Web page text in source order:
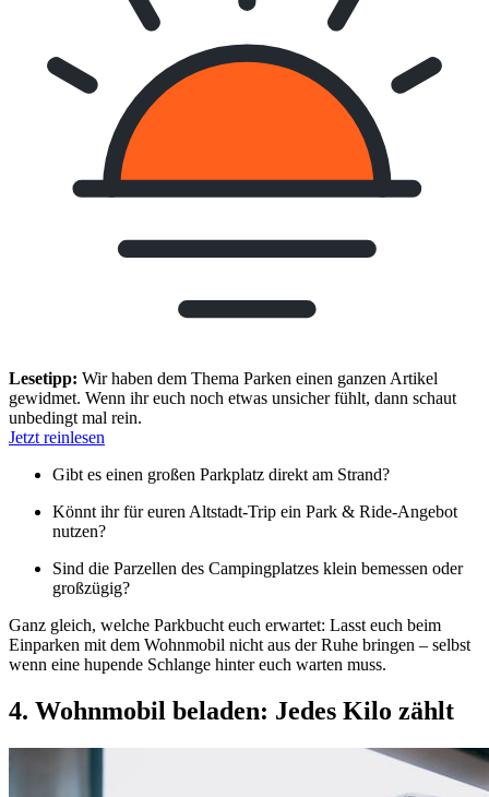
Lesetipp: Wir haben dem Thema Parken einen ganzen Artikel
gewidmet. Wenn ihr euch noch etwas unsicher fühlt, dann schaut
unbedingt mal rein.
Jetzt reinlesen
Gibt es einen großen Parkplatz direkt am Strand?
Könnt ihr für euren Altstadt-Trip ein Park & Ride-Angebot
nutzen?
Sind die Parzellen des Campingplatzes klein bemessen oder
großzügig?
Ganz gleich, welche Parkbucht euch erwartet: Lasst euch beim
Einparken mit dem Wohnmobil nicht aus der Ruhe bringen – selbst
wenn eine hupende Schlange hinter euch warten muss.
4. Wohnmobil beladen: Jedes Kilo zählt